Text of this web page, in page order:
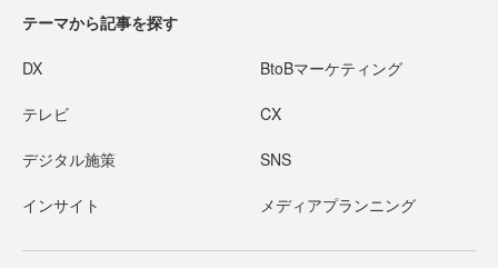
テーマから記事を探す
DX BtoBマーケティング
テレビ CX
デジタル施策 SNS
インサイト メディアプランニング